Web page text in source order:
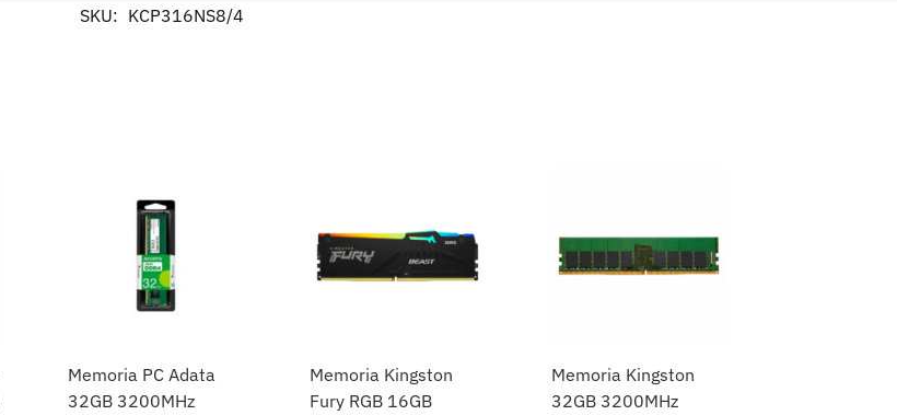
SKU: KCP316NS8/4
Memoria PC Adata
32GB 3200MHz
Memoria Kingston
Fury RGB 16GB
Memoria Kingston
32GB 3200MHz